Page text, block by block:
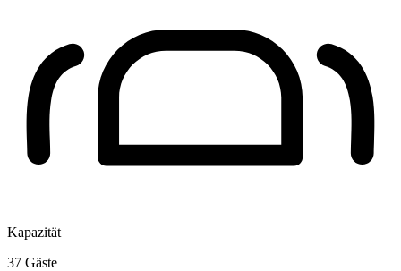
Kapazität
37 Gäste